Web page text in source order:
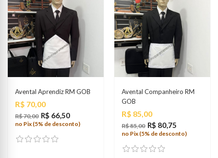
Avental Aprendiz RM GOB
Preço
R$ 70,00
R$ 70,00 R$ 66,50
no Pix (5% de desconto)
Avental Companheiro RM
GOB
Preço
R$ 85,00
R$ 85,00 R$ 80,75
no Pix (5% de desconto)